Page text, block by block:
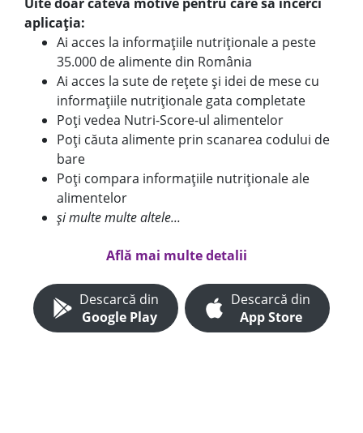
aplicația:
Ai acces la informațiile nutriționale a peste
35.000 de alimente din România
Ai acces la sute de rețete și idei de mese cu
informațiile nutriționale gata completate
Poți vedea Nutri-Score-ul alimentelor
Poți căuta alimente prin scanarea codului de
bare
Poți compara informațiile nutriționale ale
alimentelor
și multe multe altele...
Află mai multe detalii
Descarcă din
Google Play
Descarcă din
App Store